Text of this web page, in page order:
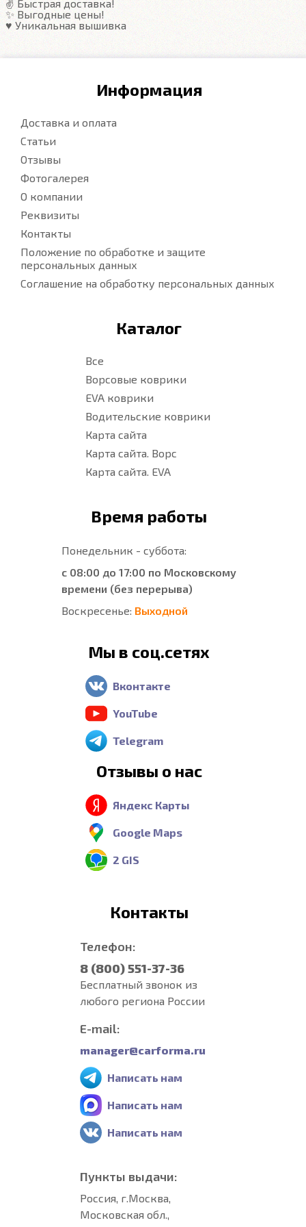
✌️ Быстрая доставка!
✨ Выгодные цены!
♥️ Уникальная вышивка
Информация
Доставка и оплата
Статьи
Отзывы
Фотогалерея
О компании
Реквизиты
Контакты
Положение по обработке и защите
персональных данных
Соглашение на обработку персональных данных
Каталог
Все
Ворсовые коврики
EVA коврики
Водительские коврики
Карта сайта
Карта сайта. Ворс
Карта сайта. EVA
Время работы
Понедельник - суббота:
с 08:00 до 17:00 по Московскому
времени (без перерыва)
Воскресенье: Выходной
Мы в соц.сетях
Вконтакте
YouTube
Telegram
Отзывы о нас
Яндекс Карты
Google Maps
2 GIS
Контакты
Телефон:
8 (800) 551-37-36
Бесплатный звонок из
любого региона России
E-mail:
manager@carforma.ru
Написать нам
Написать нам
Написать нам
Пункты выдачи:
Россия, г.Москва,
Московская обл.,